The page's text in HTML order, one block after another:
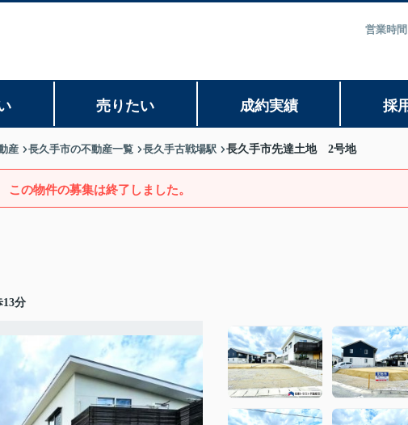
営業時
売りたい 成約実績 採
産 長久手市の不動産一覧 長久手古戦場駅 長久手市先達土地 2号地
この物件の募集は終了しました。
分